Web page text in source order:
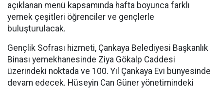
açıklanan menü kapsamında hafta boyunca farklı
yemek çeşitleri öğrenciler ve gençlerle
buluşturulacak.
Gençlik Sofrası hizmeti, Çankaya Belediyesi Başkanlık
Binası yemekhanesinde Ziya Gökalp Caddesi
üzerindeki noktada ve 100. Yıl Çankaya Evi bünyesinde
devam edecek. Hüseyin Can Güner yönetimindeki